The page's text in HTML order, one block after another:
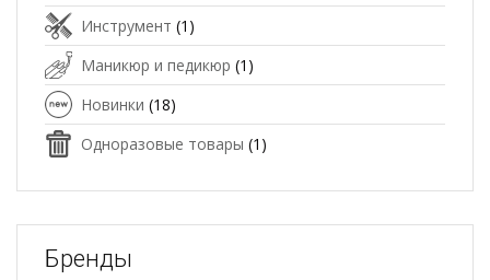
Инструмент (1)
Маникюр и педикюр (1)
Новинки (18)
Одноразовые товары (1)
Бренды